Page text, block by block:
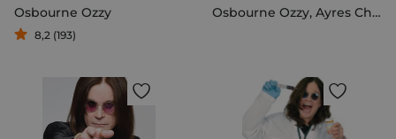
Osbourne Ozzy
8,2 (193)
Osbourne Ozzy, Ayres Chris